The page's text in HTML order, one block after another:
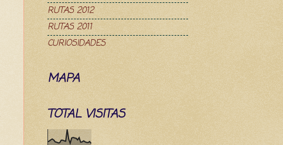
RUTAS 2012
RUTAS 2011
CURIOSIDADES
MAPA
TOTAL VISITAS